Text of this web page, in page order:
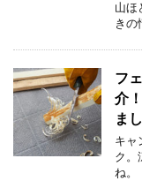
山ほ
き
フ
介
ま
キャ
ク。
ね。